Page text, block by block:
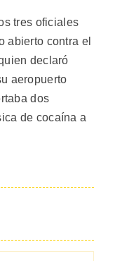
tres oficiales
abierto contra el
declaró
aeropuerto
dos
de cocaína a